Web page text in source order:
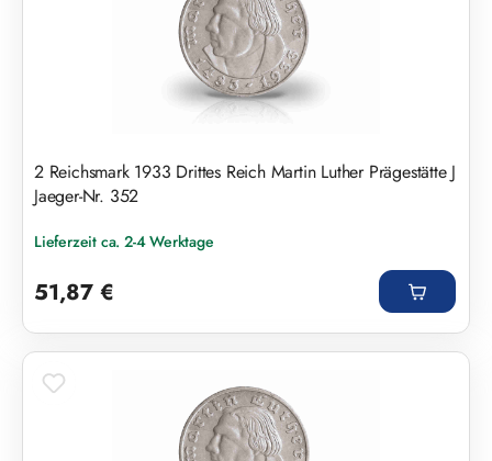
2 Reichsmark 1933 Drittes Reich Martin Luther Prägestätte J
Jaeger-Nr. 352
Lieferzeit ca. 2-4 Werktage
51,87 €